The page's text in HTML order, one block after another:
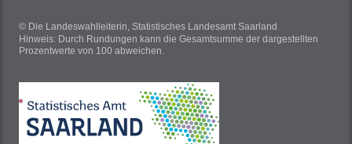
© Die Landeswahlleiterin, Statistisches Landesamt Saarland
Hinweis: Durch Rundungen kann die Gesamtsumme der dargestellten
Prozentwerte von 100 abweichen.